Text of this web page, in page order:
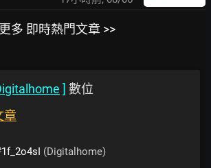
更多 即時熱門文章 >>
] 數位
章
(Digitalhome)